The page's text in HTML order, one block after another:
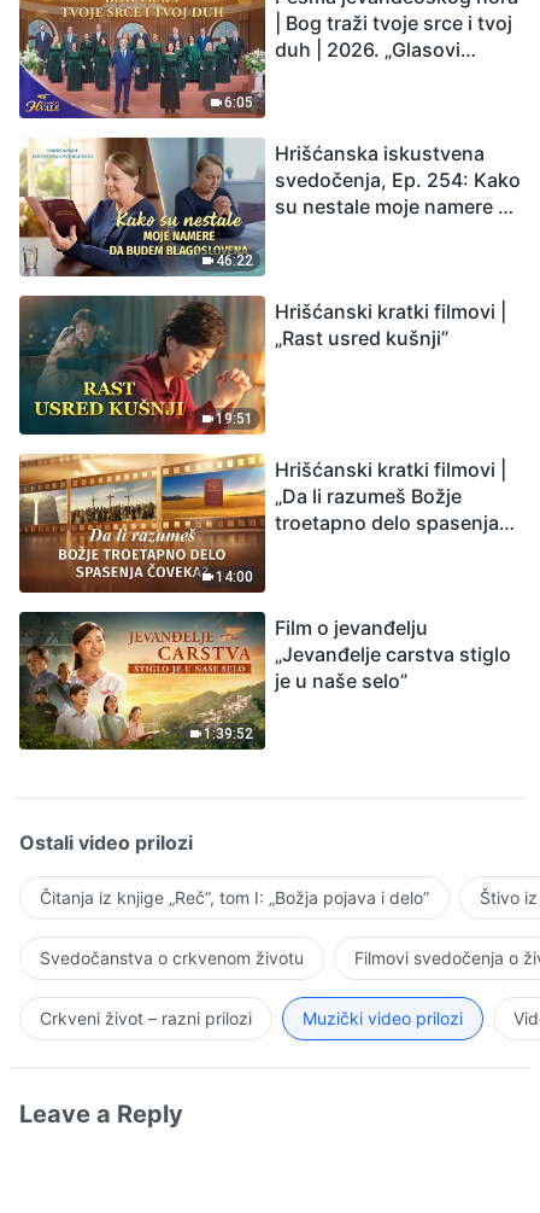
odbrojavanje. Da li ste
pronašli način da
6:05
| Bog traži tvoje srce i tvoj
duh | 2026. „Glasovi
46:22
Hrišćanska iskustvena
svedočenja, Ep. 254: Kako
su nestale moje namere da
19:51
Hrišćanski kratki filmovi |
„Rast usred kušnji”
14:00
Hrišćanski kratki filmovi |
„Da li razumeš Božje
troetapno delo spasenja
1:39:52
Film o jevanđelju
„Jevanđelje carstva stiglo
je u naše selo”
Ostali video prilozi
Čitanja iz knjige „Reč”, tom I: „Božja pojava i delo” Štivo
Svedočanstva o crkvenom životu Filmovi svedočenja o
Crkveni život – razni prilozi Muzički video prilozi
Leave a Reply